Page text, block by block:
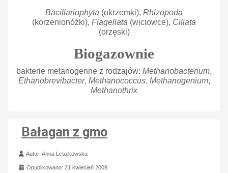
Bacillariophyta (okrzemki), Rhizopoda
(korzenionóżki), Flagellata (wiciowce), Ciliata
(orzęski)
Biogazownie
bakterie metanogenne z rodzajów: Methanobacterium,
Ethanobrevibacter, Methanococcus, Methanogenium,
Methanothrix
Bałagan z gmo
Szczegóły
Autor:Anna Leszkowska
Opublikowano: 21 kwiecień 2009